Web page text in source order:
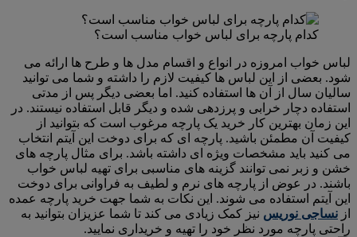
کدام پارچه برای لباس خواب مناسب است؟
لباس خواب امروزه در انواع و اقسام مدل ها و طرح ها ارائه می
شود. بعضی از این لباس ها کیفیت لازم را داشته و شما می توانید
سالیان سال از آن ها استفاده کنید. اما بعضی دیگر پس از مدتی
استفاده دچار خرابی و پرزدهی شده و دیگر قابل استفاده نیستند. در
این زمان بهترین کار خرید یک پارچه مرغوب است که بتوانید از
کیفیت آن مطمئن باشید. پارچه ای که برای دوخت این آیتم انتخاب
می کنید باید مشخصات ویژه ای داشته باشد. برای مثال پارچه های
خشن و زبر نمی توانند گزینه های مناسبی برای تهیه لباس خواب
باشند. در عوض از پارچه های نرم و لطیف به فراوانی برای دوخت
این آیتم استفاده می شوند. این نکات به شما جهت خرید پارچه عمده
از نساجی نوریس نیز کمک زیادی می کند تا شما عزیزان بتوانید به
راحتی پارچه مورد نظر خود را تهیه و خریداری نمایید.